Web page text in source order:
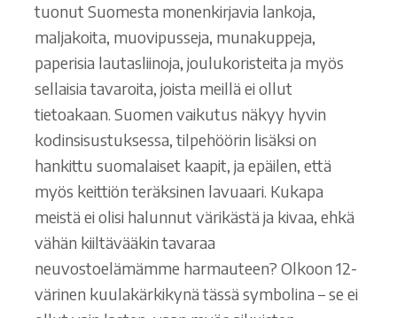
tuonut Suomesta monenkirjavia lankoja,
maljakoita, muovipusseja, munakuppeja,
paperisia lautasliinoja, joulukoristeita ja myös
sellaisia tavaroita, joista meillä ei ollut
tietoakaan. Suomen vaikutus näkyy hyvin
kodinsisustuksessa, tilpehöörin lisäksi on
hankittu suomalaiset kaapit, ja epäilen, että
myös keittiön teräksinen lavuaari. Kukapa
meistä ei olisi halunnut värikästä ja kivaa, ehkä
vähän kiiltävääkin tavaraa
neuvostoelämämme harmauteen? Olkoon 12-
värinen kuulakärkikynä tässä symbolina – se ei